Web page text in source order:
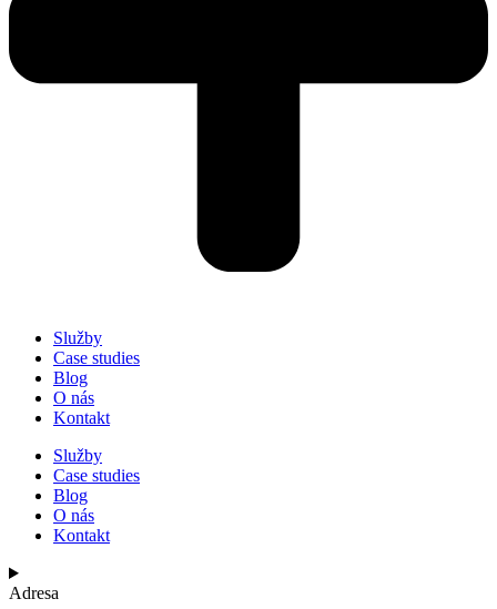
Služby
Case studies
Blog
O nás
Kontakt
Služby
Case studies
Blog
O nás
Kontakt
Adresa